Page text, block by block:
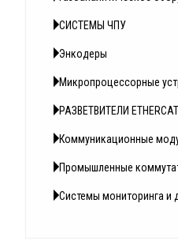
СИСТЕМЫ ЧПУ
Энкодеры
Микропроцессорные
РАЗВЕТВИТЕЛИ ETHERCAT
Коммуникационные
Промышленные
Системы мониторинга и